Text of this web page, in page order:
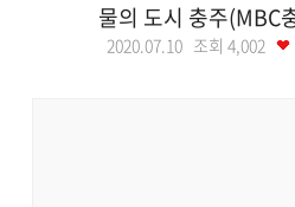
물의 도시 충주(MBC
2020.07.10 조회 4,002